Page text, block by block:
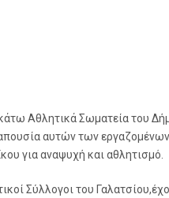
Αθλητικά Σωματεία του
αυτών των
για αναψυχή και αθλητισμό.
Σύλλογοι του